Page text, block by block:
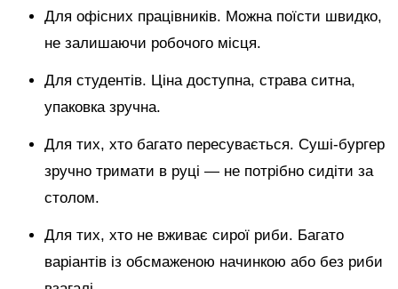
Для офісних працівників. Можна поїсти швидко,
не залишаючи робочого місця.
Для студентів. Ціна доступна, страва ситна,
упаковка зручна.
Для тих, хто багато пересувається. Суші-бургер
зручно тримати в руці — не потрібно сидіти за
столом.
Для тих, хто не вживає сирої риби. Багато
варіантів із обсмаженою начинкою або без риби